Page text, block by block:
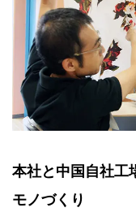
本社と中国自社工
モノづくり